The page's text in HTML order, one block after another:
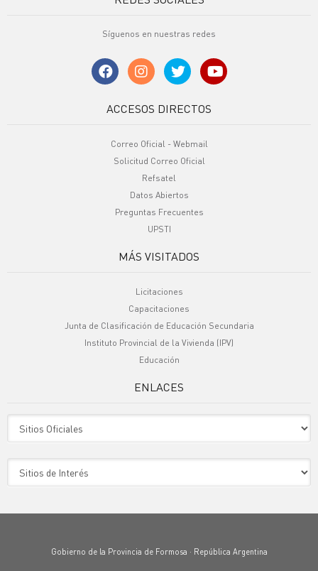
Síguenos en nuestras redes
ACCESOS DIRECTOS
Correo Oficial - Webmail
Solicitud Correo Oficial
Refsatel
Datos Abiertos
Preguntas Frecuentes
UPSTI
MÁS VISITADOS
Licitaciones
Capacitaciones
Junta de Clasificación de Educación Secundaria
Instituto Provincial de la Vivienda (IPV)
Educación
ENLACES
Gobierno de la Provincia de Formosa · República Argentina